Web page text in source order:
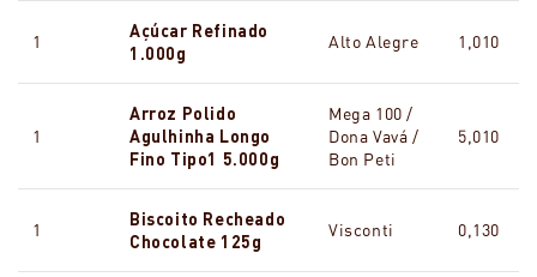
1
Açúcar Refinado
1.000g
Alto Alegre 1,010
1
Arroz Polido
Agulhinha Longo
Fino Tipo1 5.000g
Mega 100 /
Dona Vavá /
Bon Peti
5,010
1
Biscoito Recheado
Chocolate 125g
Visconti 0,130